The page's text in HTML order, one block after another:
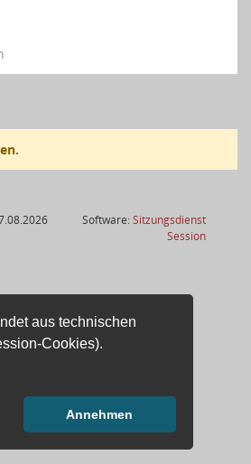
aus technischen
Cookies).
Annehmen
Software:Sitzungsdienst
Session(Wird in